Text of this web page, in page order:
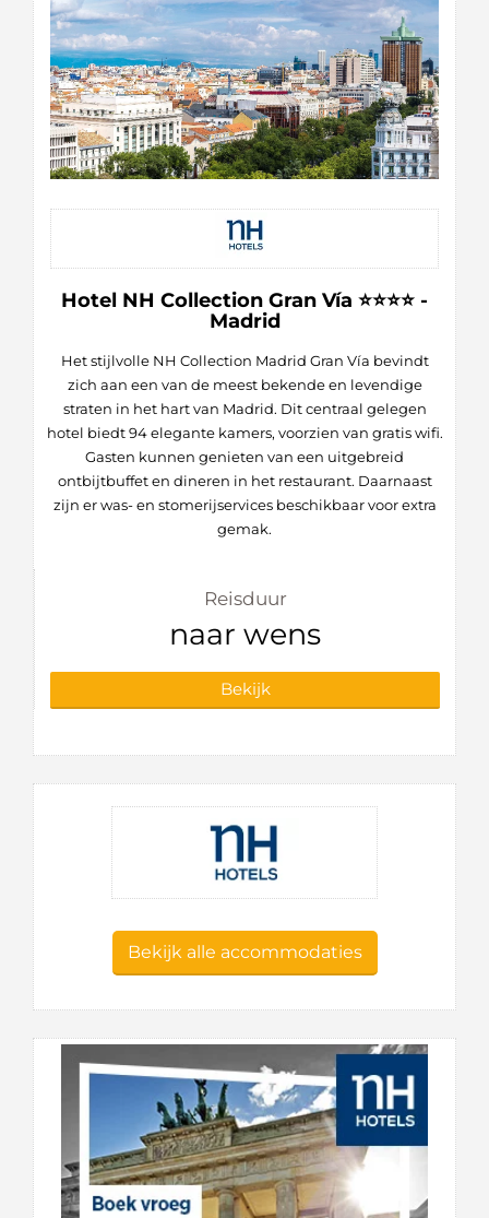
Hotel NH Collection Gran Vía ⭐⭐⭐⭐ -
Madrid
Het stijlvolle NH Collection Madrid Gran Vía bevindt
zich aan een van de meest bekende en levendige
straten in het hart van Madrid. Dit centraal gelegen
hotel biedt 94 elegante kamers, voorzien van gratis wifi.
Gasten kunnen genieten van een uitgebreid
ontbijtbuffet en dineren in het restaurant. Daarnaast
zijn er was- en stomerijservices beschikbaar voor extra
gemak.
Reisduur
naar wens
Bekijk
Bekijk alle accommodaties